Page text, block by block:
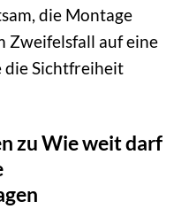
die Montage
Zweifelsfall auf eine
die Sichtfreiheit
zu Wie weit darf